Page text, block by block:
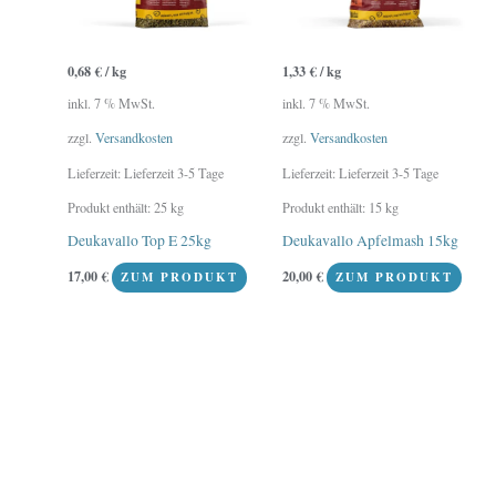
0,68€/kg
inkl. 7 % MwSt.
zzgl.Versandkosten
Lieferzeit:Lieferzeit 3-5 Tage
Produkt enthält: 25kg
Deukavallo Top E 25kg
17,00€ ZUM PRODUKT
1,33€/kg
inkl. 7 % MwSt.
zzgl. Versandkosten
Lieferzeit:Lieferzeit 3-5 Tage
Produkt enthält: 15kg
Deukavallo Apfelmash 15kg
20,00€ ZUM PRODUKT